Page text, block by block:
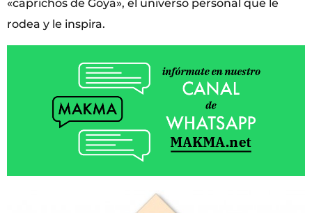
«caprichos de Goya», el universo personal que le
rodea y le inspira.